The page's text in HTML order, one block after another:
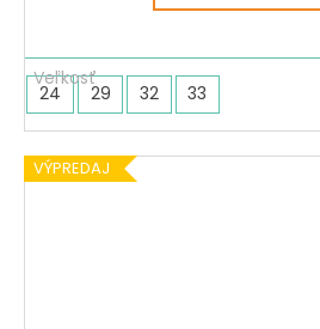
24 29 32 33
VÝPREDAJ